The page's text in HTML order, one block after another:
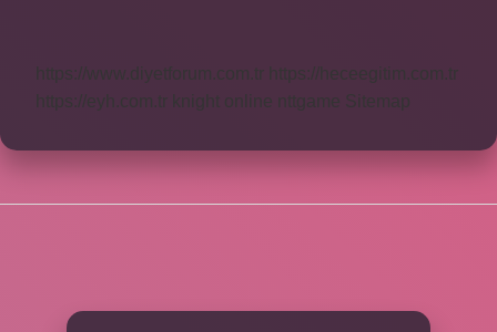
https://www.diyetforum.com.tr
https://heceegitim.com.tr
https://eyh.com.tr
knight online nttgame Sitemap